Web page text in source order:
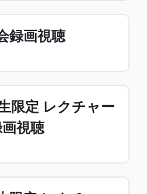
録画視聴
限定 レクチャー
視聴